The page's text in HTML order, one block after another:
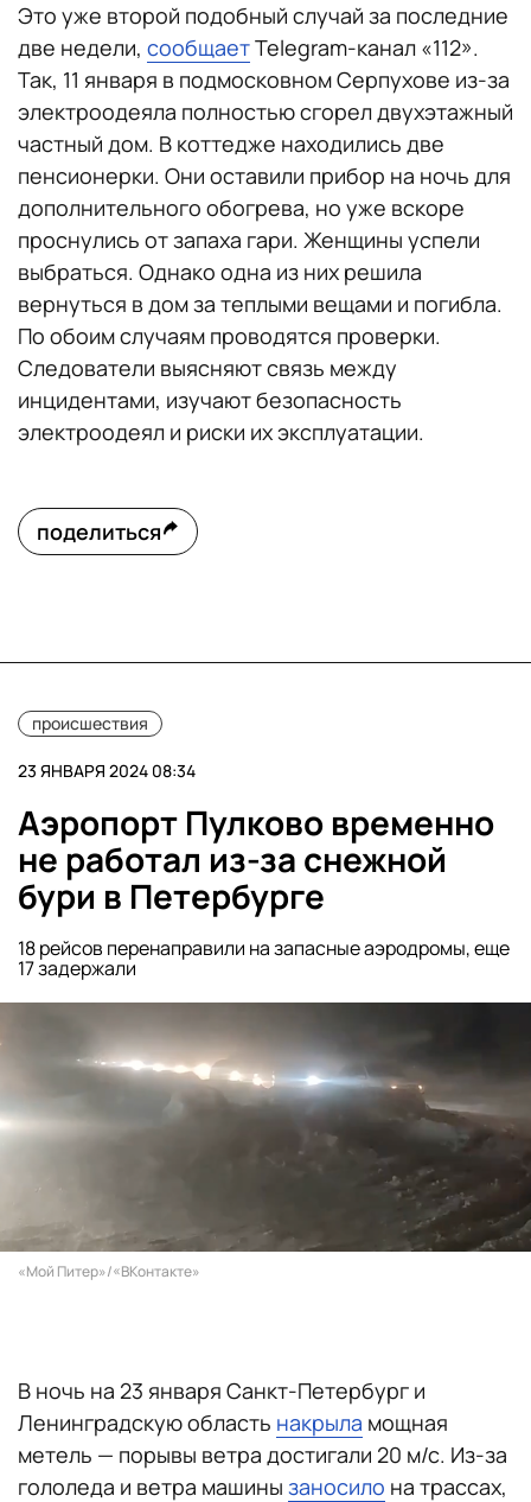
Это уже второй подобный случай за последние
две недели, сообщаетTelegram-канал «112».
Так, 11 января в подмосковном Серпухове из-за
электроодеяла полностью сгорел двухэтажный
частный дом. В коттедже находились две
пенсионерки. Они оставили прибор на ночь для
дополнительного обогрева, но уже вскоре
проснулись от запаха гари. Женщины успели
выбраться. Однако одна из них решила
вернуться в дом за теплыми вещами и погибла.
По обоим случаям проводятся проверки.
Следователи выясняют связь между
инцидентами, изучают безопасность
электроодеял и риски их эксплуатации.
поделиться
происшествия
23 ЯНВАРЯ 2024 08:34
Аэропорт Пулково временно
не работал из-за снежной
бури в Петербурге
18 рейсов перенаправили на запасные аэродромы, еще
17 задержали
«Мой Питер»/«ВКонтакте»
В ночь на 23 января Санкт-Петербург и
Ленинградскую область накрыла мощная
метель — порывы ветра достигали 20 м/с. Из-за
гололеда и ветра машины заносило на трассах,